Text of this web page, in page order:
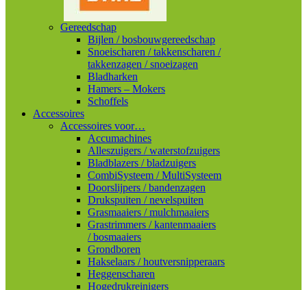
Gereedschap
Bijlen / bosbouwgereedschap
Snoeischaren / takkenscharen /
takkenzagen / snoeizagen
Bladharken
Hamers – Mokers
Schoffels
Accessoires
Accessoires voor…
Accumachines
Alleszuigers / waterstofzuigers
Bladblazers / bladzuigers
CombiSysteem / MultiSysteem
Doorslijpers / bandenzagen
Drukspuiten / nevelspuiten
Grasmaaiers / mulchmaaiers
Grastrimmers / kantenmaaiers
/ bosmaaiers
Grondboren
Hakselaars / houtversnipperaars
Heggenscharen
Hogedrukreinigers